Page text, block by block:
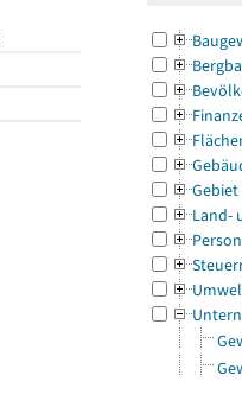
Gebiet
Land-